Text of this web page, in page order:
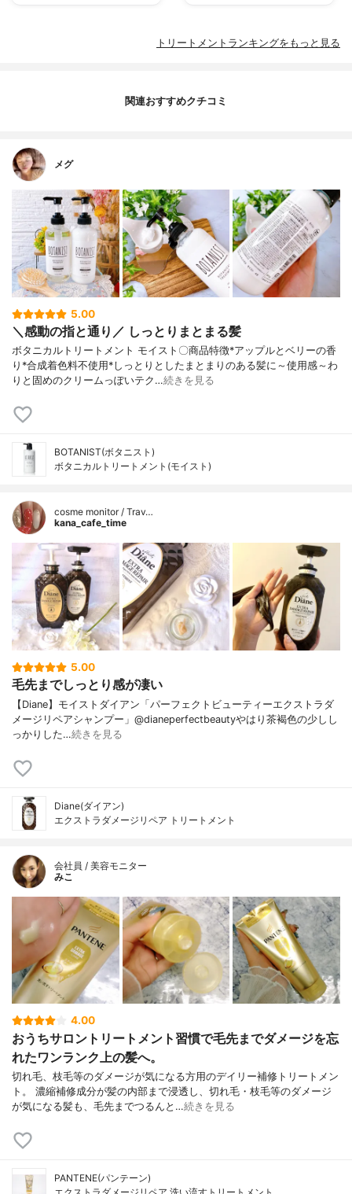
トリートメントランキングをもっと見る
関連おすすめクチコミ
メグ
5.00
＼感動の指と通り／ しっとりまとまる髪
ボタニカルトリートメント モイスト〇商品特徴*アップルとベリーの香
り*合成着色料不使用*しっとりとしたまとまりのある髪に～使用感～わ
りと固めのクリームっぽいテク…続きを見る
BOTANIST(ボタニスト)
ボタニカルトリートメント(モイスト)
cosme monitor / Trav…
kana_cafe_time
5.00
毛先までしっとり感が凄い
【Diane】モイストダイアン「パーフェクトビューティーエクストラダ
メージリペアシャンプー」@dianeperfectbeautyやはり茶褐色の少しし
っかりした…続きを見る
Diane(ダイアン)
エクストラダメージリペア トリートメント
会社員 / 美容モニター
みこ
4.00
おうちサロントリートメント習慣で毛先までダメージを忘
れたワンランク上の髪へ。
切れ毛、枝毛等のダメージが気になる方用のデイリー補修トリートメン
ト。 濃縮補修成分が髪の内部まで浸透し、切れ毛・枝毛等のダメージ
が気になる髪も、毛先までつるんと…続きを見る
PANTENE(パンテーン)